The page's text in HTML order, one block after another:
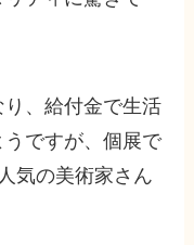
、給付金で生活
ですが、個展で
気の美術家さん